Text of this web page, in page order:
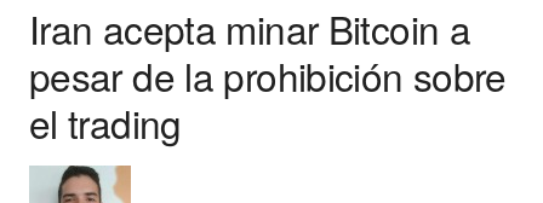
Iran acepta minar Bitcoin a
pesar de la prohibición sobre
el trading